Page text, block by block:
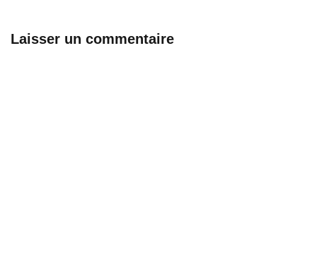
Laisser un commentaire